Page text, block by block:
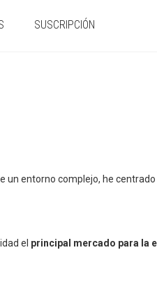
SUSCRIPCIÓN
un entorno complejo, he
el principal mercado para la